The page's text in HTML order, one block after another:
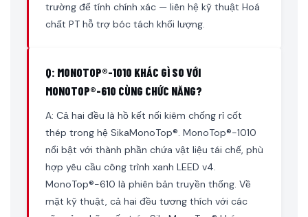
trường để tính chính xác — liên hệ kỹ thuật Hoá
chất PT hỗ trợ bóc tách khối lượng.
Q: MONOTOP®-1010 KHÁC GÌ SO VỚI
MONOTOP®-610 CÙNG CHỨC NĂNG?
A: Cả hai đều là hồ kết nối kiêm chống rỉ cốt
thép trong hệ SikaMonoTop®. MonoTop®-1010
nổi bật với thành phần chứa vật liệu tái chế, phù
hợp yêu cầu công trình xanh LEED v4.
MonoTop®-610 là phiên bản truyền thống. Về
mặt kỹ thuật, cả hai đều tương thích với các